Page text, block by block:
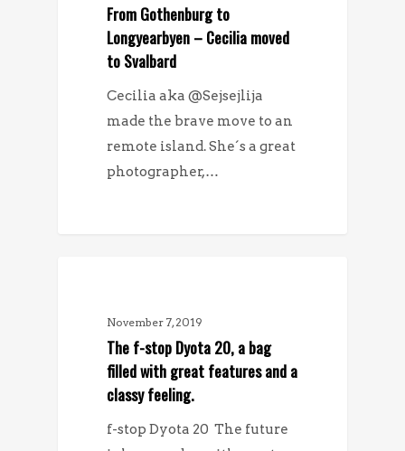
From Gothenburg to
Longyearbyen – Cecilia moved
to Svalbard
Cecilia aka @Sejsejlija
made the brave move to an
remote island. She´s a great
photographer,…
November 7, 2019
The f-stop Dyota 20, a bag
filled with great features and a
classy feeling.
f-stop Dyota 20 The future